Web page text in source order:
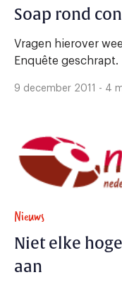
Soap rond
Vragen hierover
Enquête geschrapt.
9 december 2011 - 4
Nieuws
Niet elke
aan